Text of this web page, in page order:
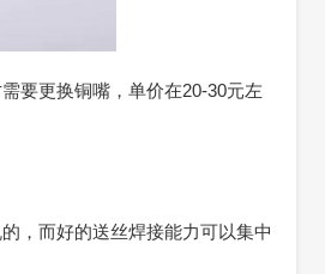
要更换铜嘴，单价在20-30元左
，而好的送丝焊接能力可以集中